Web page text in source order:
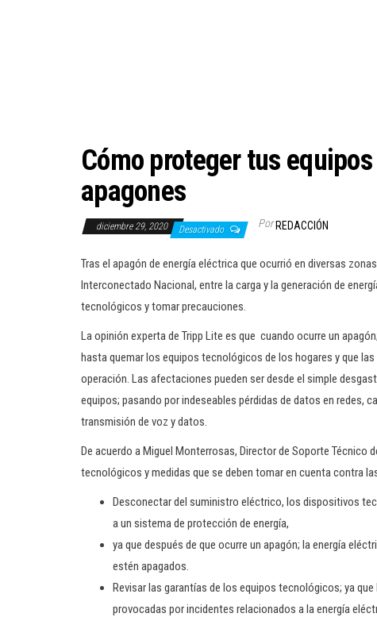
Cómo proteger tus
apagones
diciembre 29, 2020 Desactivado Por REDACCIÓN
Tras el apagón de energía eléctrica que ocurrió en diversas
Interconectado Nacional, entre la carga y la generación de
tecnológicos y tomar precauciones.
La opinión experta de Tripp Lite es que cuando ocurre un
hasta quemar los equipos tecnológicos de los hogares y que
operación. Las afectaciones pueden ser desde el simple
equipos; pasando por indeseables pérdidas de datos en redes,
transmisión de voz y datos.
De acuerdo a Miguel Monterrosas, Director de Soporte
tecnológicos y medidas que se deben tomar en cuenta contra
Desconectar del suministro eléctrico, los dispositivos
a un sistema de protección de energía,
ya que después de que ocurre un apagón; la energía
estén apagados.
Revisar las garantías de los equipos tecnológicos; ya
provocadas por incidentes relacionados a la energía